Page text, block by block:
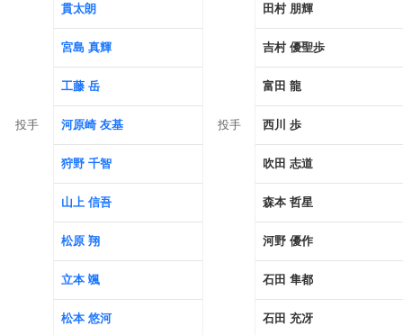
投手 投手
貫太朗 田村 朋輝
宮島 真輝 吉村 優聖歩
工藤 岳 富田 龍
河原崎 友基 西川 歩
狩野 千智 吹田 志道
山上 信吾 森本 哲星
松原 翔 河野 優作
立本 颯 石田 隼都
松本 悠河 石田 充冴